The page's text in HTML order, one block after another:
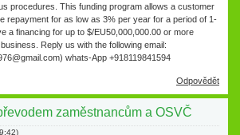
procedures. This funding program allows a customer
repayment for as low as 3% per year for a period of 1-
a financing for up to $/EU50,000,000.00 or more
Reply us with the following email:
whats-App +918119841594
Odpovědět
zaměstnancům a OSVČ
)